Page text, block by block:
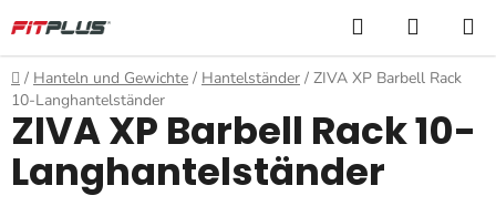
Inhalt
springen
Suchen
Startseite
/ Hanteln und Gewichte / Hantelständer / ZIVA XP Barbell Rack
10-Langhantelständer
ZIVA XP Barbell Rack 10-
Langhantelständer